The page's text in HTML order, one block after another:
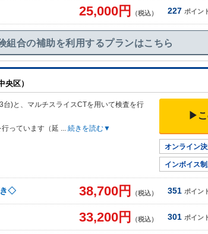
25,000円 （税込） 227 ポイン
組合の補助を利用するプランはこちら
央区）
)と、マルチスライスCTを用いて検査を行
っています（延 ... 続きを読む▼
▶
オンライン
インボイス
き◇ 38,700円 （税込） 351 ポイン
33,200円 （税込） 301 ポイン